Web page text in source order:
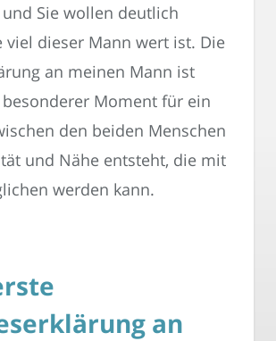
Sie wollen deutlich
viel dieser Mann wert ist. Die
an meinen Mann ist
Moment für ein
den beiden Menschen
und Nähe entsteht, die mit
werden kann.
an